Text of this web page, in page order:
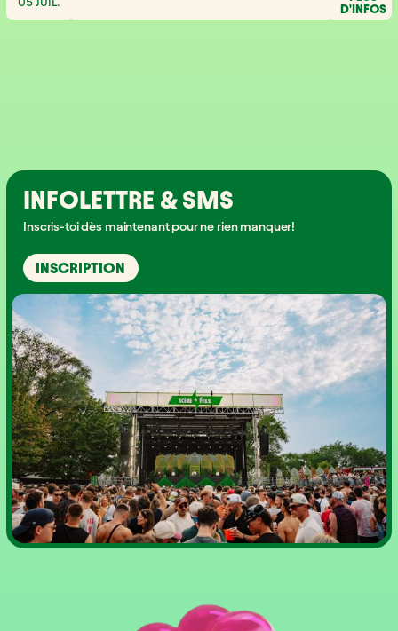
D'INFOS
INFOLETTRE & SMS
Inscris-toi dès maintenant pour ne rien manquer!
INSCRIPTION